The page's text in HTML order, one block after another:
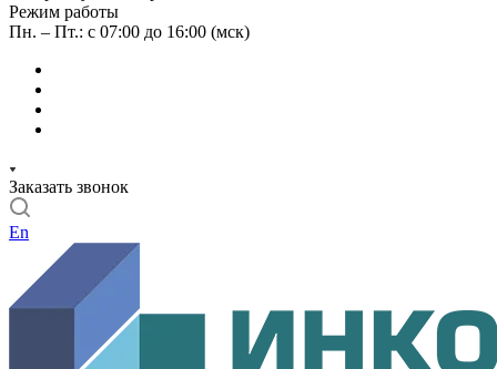
Режим работы
Пн. – Пт.: с 07:00 до 16:00 (мск)
Заказать звонок
En